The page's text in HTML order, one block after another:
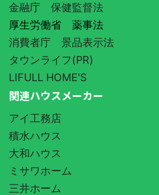
金融庁 保健監督法
厚生労働省 薬事法
消費者庁 景品表示法
タウンライフ(PR)
LIFULL HOME'S
関連ハウスメーカー
アイ工務店
積水ハウス
大和ハウス
ミサワホーム
三井ホーム